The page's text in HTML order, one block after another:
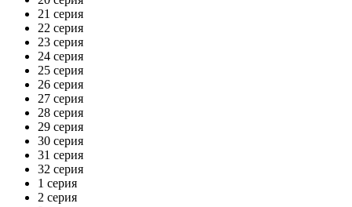
21 серия
22 серия
23 серия
24 серия
25 серия
26 серия
27 серия
28 серия
29 серия
30 серия
31 серия
32 серия
1 серия
2 серия